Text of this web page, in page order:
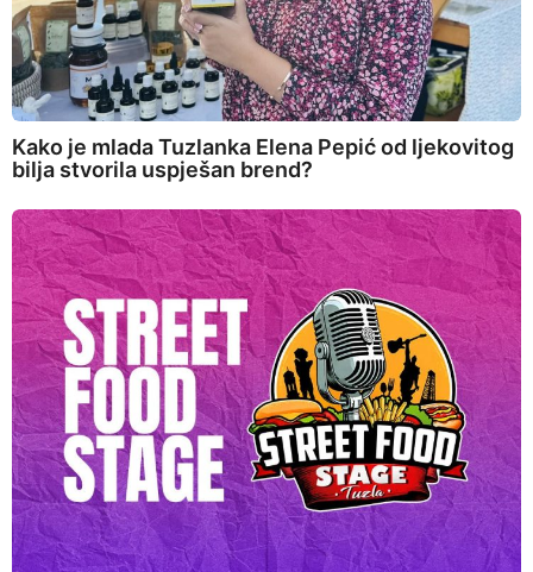
Kako je mlada Tuzlanka Elena Pepić od ljekovitog
bilja stvorila uspješan brend?